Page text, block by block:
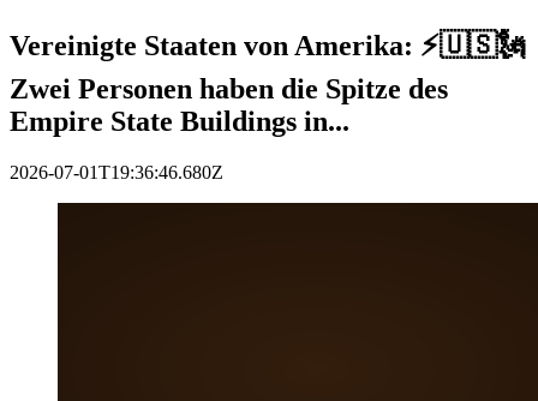
Vereinigte Staaten von Amerika: ⚡️🇺🇸🗽
Zwei Personen haben die Spitze des
Empire State Buildings in...
2026-07-01T19:36:46.680Z